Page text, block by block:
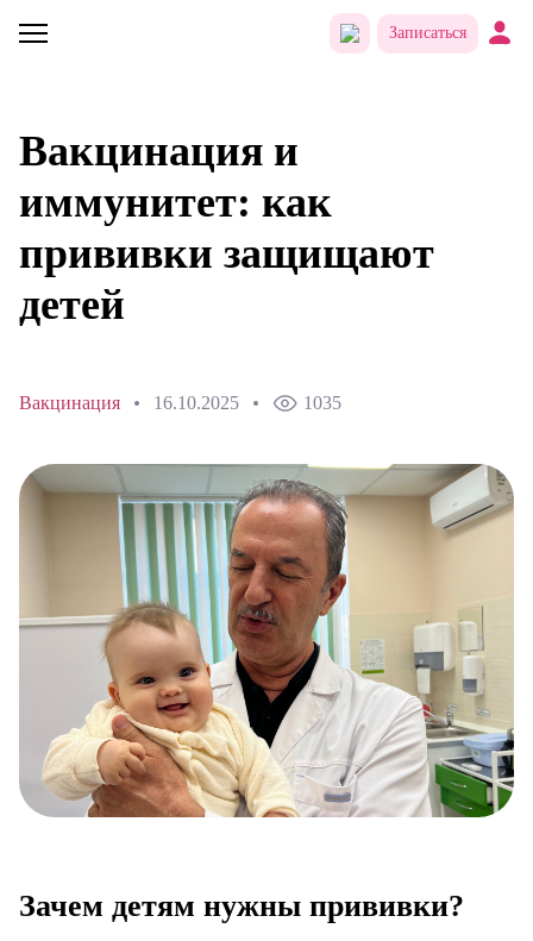
Записаться
Вакцинация и
иммунитет: как
прививки защищают
детей
Вакцинация 16.10.2025 1035
Зачем детям нужны прививки?